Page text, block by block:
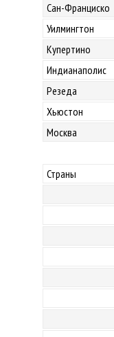
Сан-Франциско
Уилмингтон
Купертино
Индианаполис
Резеда
Хьюстон
Москва
Страны